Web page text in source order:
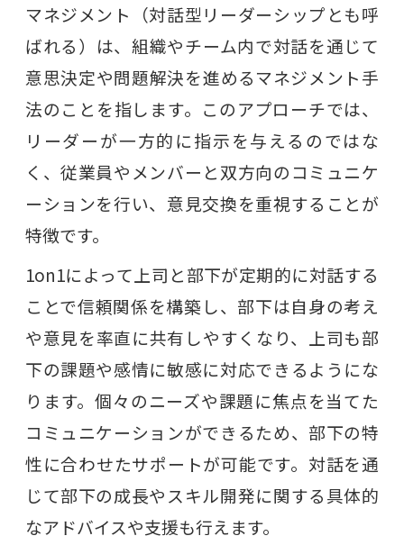
マネジメント（対話型リーダーシップとも呼
ばれる）は、組織やチーム内で対話を通じて
意思決定や問題解決を進めるマネジメント手
法のことを指します。このアプローチでは、
リーダーが一方的に指示を与えるのではな
く、従業員やメンバーと双方向のコミュニケ
ーションを行い、意見交換を重視することが
特徴です。
1on1によって上司と部下が定期的に対話する
ことで信頼関係を構築し、部下は自身の考え
や意見を率直に共有しやすくなり、上司も部
下の課題や感情に敏感に対応できるようにな
ります。個々のニーズや課題に焦点を当てた
コミュニケーションができるため、部下の特
性に合わせたサポートが可能です。対話を通
じて部下の成長やスキル開発に関する具体的
なアドバイスや支援も行えます。